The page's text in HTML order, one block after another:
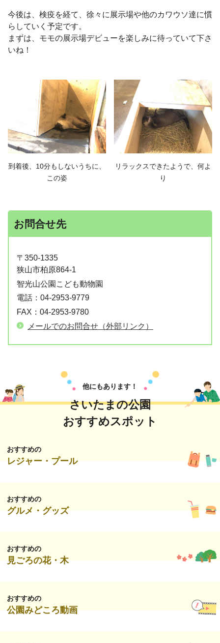
今後は、検疫を経て、徐々に展示場や他のカワウソ達に慣
らしていく予定です。
まずは、モモの展示場デビューを楽しみに待っていて下さ
いね！
到着後、10分もしないうちに、
この姿
リラックスできたようで、何よ
り
お問合せ先
〒350-1335
狭山市柏原864-1
智光山公園こども動物園
電話： 04-2953-9779
FAX： 04-2953-9780
メールでのお問合せ（外部リンク）
他にもあります！
さいたまの公園
おすすめスポット
おすすめの
レジャー・プール
おすすめの
グルメ・グッズ
おすすめの
見ごろの花・木
おすすめの
公園みどころ動画